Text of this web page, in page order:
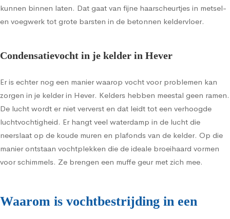
kunnen binnen laten. Dat gaat van fijne haarscheurtjes in metsel-
en voegwerk tot grote barsten in de betonnen keldervloer.
Condensatievocht in je kelder in Hever
Er is echter nog een manier waarop vocht voor problemen kan
zorgen in je kelder in Hever. Kelders hebben meestal geen ramen.
De lucht wordt er niet ververst en dat leidt tot een verhoogde
luchtvochtigheid. Er hangt veel waterdamp in de lucht die
neerslaat op de koude muren en plafonds van de kelder. Op die
manier ontstaan vochtplekken die de ideale broeihaard vormen
voor schimmels. Ze brengen een muffe geur met zich mee.
Waarom is vochtbestrijding in een